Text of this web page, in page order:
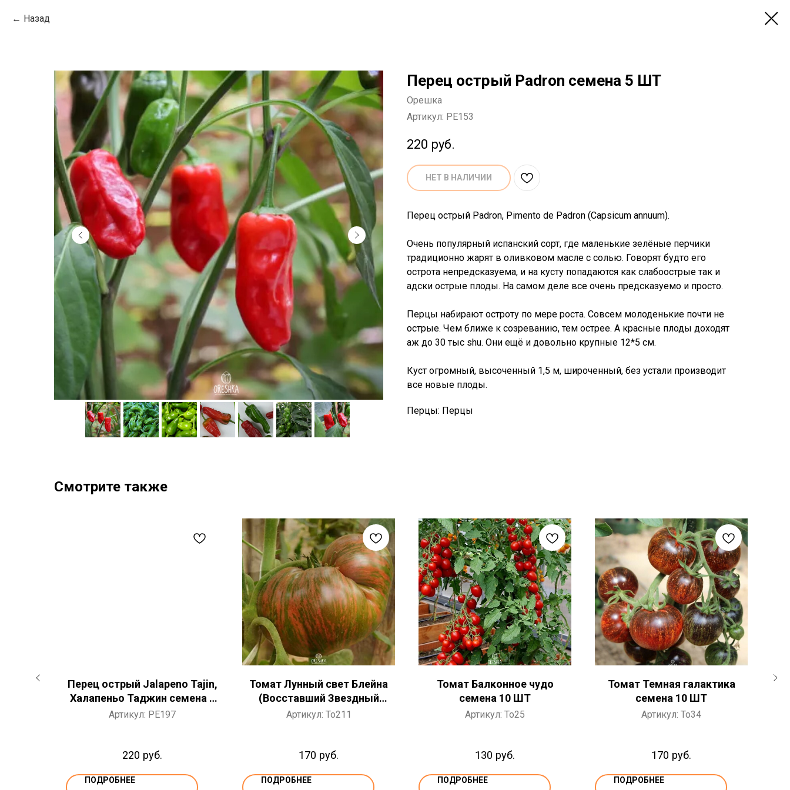
Назад
Перец острый Padron семена 5 ШТ
Орешка
Артикул: PE153
220 руб.
НЕТ В НАЛИЧИИ
Перец острый Padron, Pimento de Padrоn (Capsicum annuum).
Очень популярный испанский сорт, где маленькие зелёные перчики
традиционно жарят в оливковом масле с солью. Говорят будто его
острота непредсказуема, и на кусту попадаются как слабоострые так и
адски острые плоды. На самом деле все очень предсказуемо и просто.
Перцы набирают остроту по мере роста. Совсем молоденькие почти не
острые. Чем ближе к созреванию, тем острее. А красные плоды доходят
аж до 30 тыс shu. Они ещё и довольно крупные 12*5 см.
Куст огромный, высоченный 1,5 м, широченный, без устали производит
все новые плоды.
Перцы: Перцы
Смотрите также
Перец острый Jalapeno Tajin,
Халапеньо Таджин семена 5
шт.
Артикул: PE197
220 руб.
ПОДРОБНЕЕ
Томат Лунный свет Блейна
(Восставший Звездный
Истребитель) семена 10 ШТ
Артикул: To211
170 руб.
ПОДРОБНЕЕ
Томат Балконное чудо
семена 10 ШТ
Артикул: To25
130 руб.
ПОДРОБНЕЕ
Томат Темная галактика
семена 10 ШТ
Артикул: To34
170 руб.
ПОДРОБНЕЕ